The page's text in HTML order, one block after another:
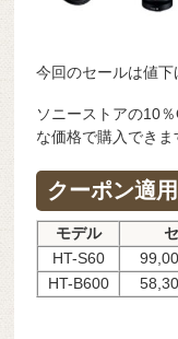
今回のセールは値下
ソニーストアの10
な価格で購入できま
クーポン適
モデル
HT-S60
HT-B600